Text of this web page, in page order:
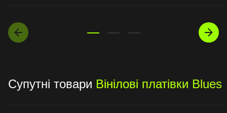
Супутні товари Вінілові платівки Blues